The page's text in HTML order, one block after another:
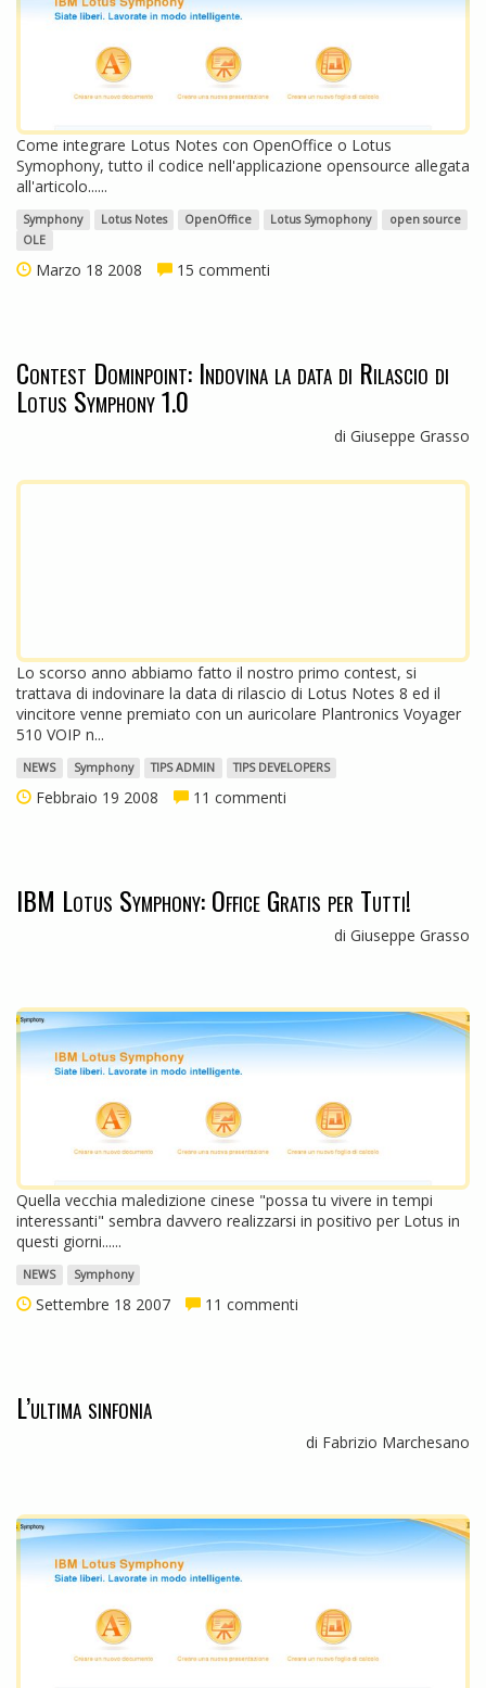
Come integrare Lotus Notes con OpenOffice o Lotus
Symophony, tutto il codice nell'applicazione opensource allegata
all'articolo......
Symphony Lotus Notes OpenOffice Lotus Symophony
open source
OLE
Marzo 18 2008 15 commenti
Contest Dominpoint: Indovina la data di Rilascio di
Lotus Symphony 1.0
di Giuseppe Grasso
Lo scorso anno abbiamo fatto il nostro primo contest, si
trattava di indovinare la data di rilascio di Lotus Notes 8 ed il
vincitore venne premiato con un auricolare Plantronics Voyager
510 VOIP n...
NEWS Symphony TIPS ADMIN TIPS DEVELOPERS
Febbraio 19 2008 11 commenti
IBM Lotus Symphony: Office Gratis per Tutti!
di Giuseppe Grasso
Quella vecchia maledizione cinese "possa tu vivere in tempi
interessanti" sembra davvero realizzarsi in positivo per Lotus in
questi giorni......
NEWS Symphony
Settembre 18 2007 11 commenti
L’ultima sinfonia
di Fabrizio Marchesano